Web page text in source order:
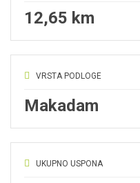
12,65 km
VRSTA PODLOGE
Makadam
UKUPNO USPONA